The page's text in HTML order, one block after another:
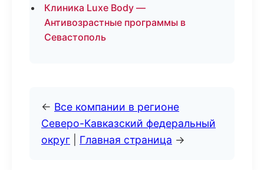
Клиника Luxe Body —
Антивозрастные программы в
Севастополь
← Все компании в регионе
Северо-Кавказский федеральный
округ
Главная страница →